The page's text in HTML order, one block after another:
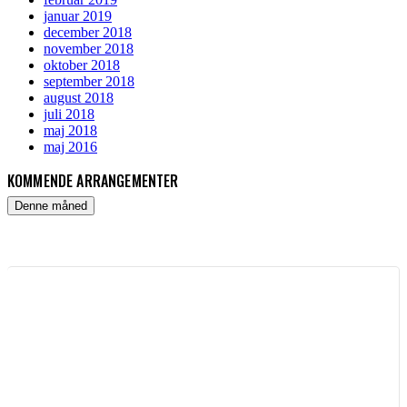
januar 2019
december 2018
november 2018
oktober 2018
september 2018
august 2018
juli 2018
maj 2018
maj 2016
KOMMENDE ARRANGEMENTER
Denne måned